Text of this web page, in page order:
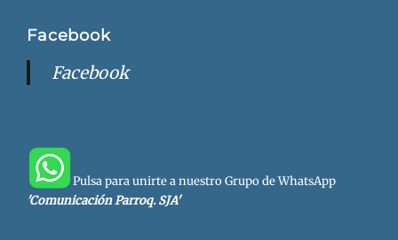
Facebook
Facebook
Pulsa para unirte a nuestro Grupo de WhatsApp
'Comunicación Parroq. SJA'